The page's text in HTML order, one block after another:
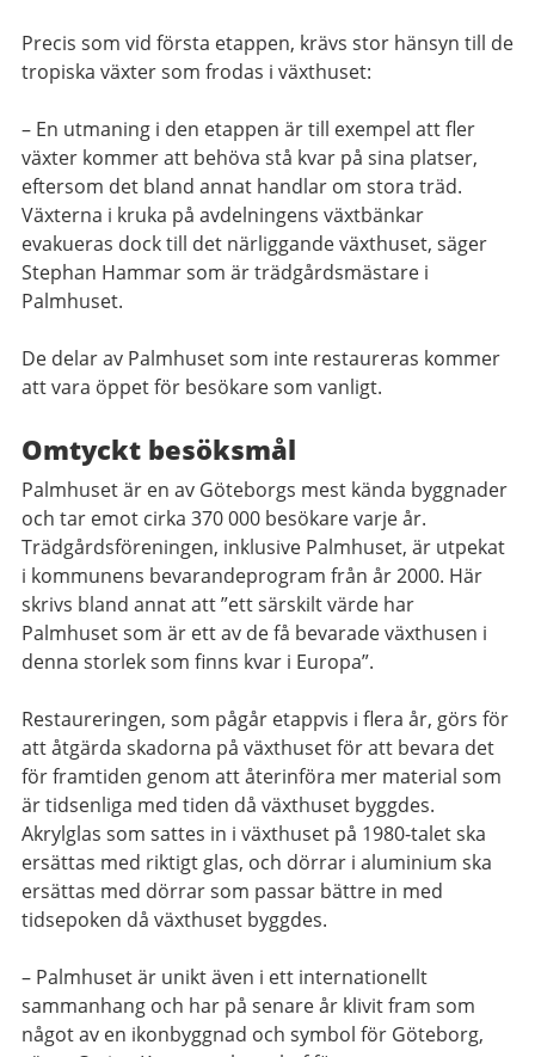
Precis som vid första etappen, krävs stor hänsyn till de
tropiska växter som frodas i växthuset:
– En utmaning i den etappen är till exempel att fler
växter kommer att behöva stå kvar på sina platser,
eftersom det bland annat handlar om stora träd.
Växterna i kruka på avdelningens växtbänkar
evakueras dock till det närliggande växthuset, säger
Stephan Hammar som är trädgårdsmästare i
Palmhuset.
De delar av Palmhuset som inte restaureras kommer
att vara öppet för besökare som vanligt.
Omtyckt besöksmål
Palmhuset är en av Göteborgs mest kända byggnader
och tar emot cirka 370 000 besökare varje år.
Trädgårdsföreningen, inklusive Palmhuset, är utpekat
i kommunens bevarandeprogram från år 2000. Här
skrivs bland annat att ”ett särskilt värde har
Palmhuset som är ett av de få bevarade växthusen i
denna storlek som finns kvar i Europa”.
Restaureringen, som pågår etappvis i flera år, görs för
att åtgärda skadorna på växthuset för att bevara det
för framtiden genom att återinföra mer material som
är tidsenliga med tiden då växthuset byggdes.
Akrylglas som sattes in i växthuset på 1980-talet ska
ersättas med riktigt glas, och dörrar i aluminium ska
ersättas med dörrar som passar bättre in med
tidsepoken då växthuset byggdes.
– Palmhuset är unikt även i ett internationellt
sammanhang och har på senare år klivit fram som
något av en ikonbyggnad och symbol för Göteborg,